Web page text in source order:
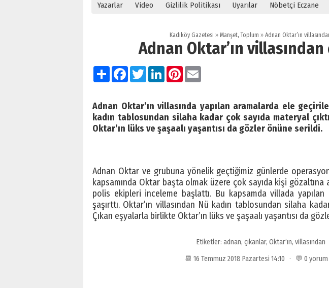
Yazarlar Video Gizlilik Politikası Uyarılar Nöbetçi Eczane
Kadıköy Gazetesi » Manşet,Toplum »Adnan Oktar’ın
Adnan Oktar’ın villasından
PaylaşFacebook
TwitterLinkedInPinterest
Adnan Oktar’ın villasında yapılan aramalarda ele
kadın tablosundan silaha kadar çok sayıda materyal
Oktar’ın lüks ve şaşaalı yaşantısı da gözler önüne serildi.
Adnan Oktar ve grubuna yönelik geçtiğimiz günlerde
kapsamında Oktar başta olmak üzere çok sayıda kişi gözaltına
polis ekipleri inceleme başlattı. Bu kapsamda villada
şaşırttı. Oktar’ın villasından Nü kadın tablosundan silaha
Çıkan eşyalarla birlikte Oktar’ın lüks ve şaşaalı yaşantısı da
Etiketler: adnan, çıkanlar, Oktar’ın, villasından
📆 16 Temmuz 2018 Pazartesi 14:10 · 💬 0